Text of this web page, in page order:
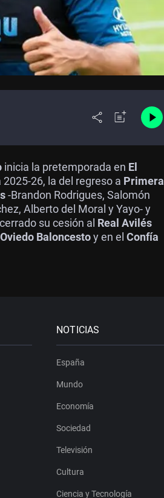
inicia la pretemporada en El
26, la del regreso a Primera
-Brandon Rodrigues, Salomón
Alberto del Moral y Yayo- y
su cesión al Real Avilés
Baloncestoy en el Confía
NOTICIAS
España
Mundo
Economía
Sociedad
Televisión
Cultura
Ciencia y Tecnología